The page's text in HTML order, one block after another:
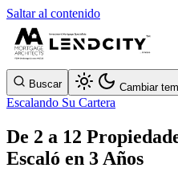
Saltar al contenido
Buscar Cambiar
Escalando Su Cartera
De 2 a 12
Escaló en 3 Años